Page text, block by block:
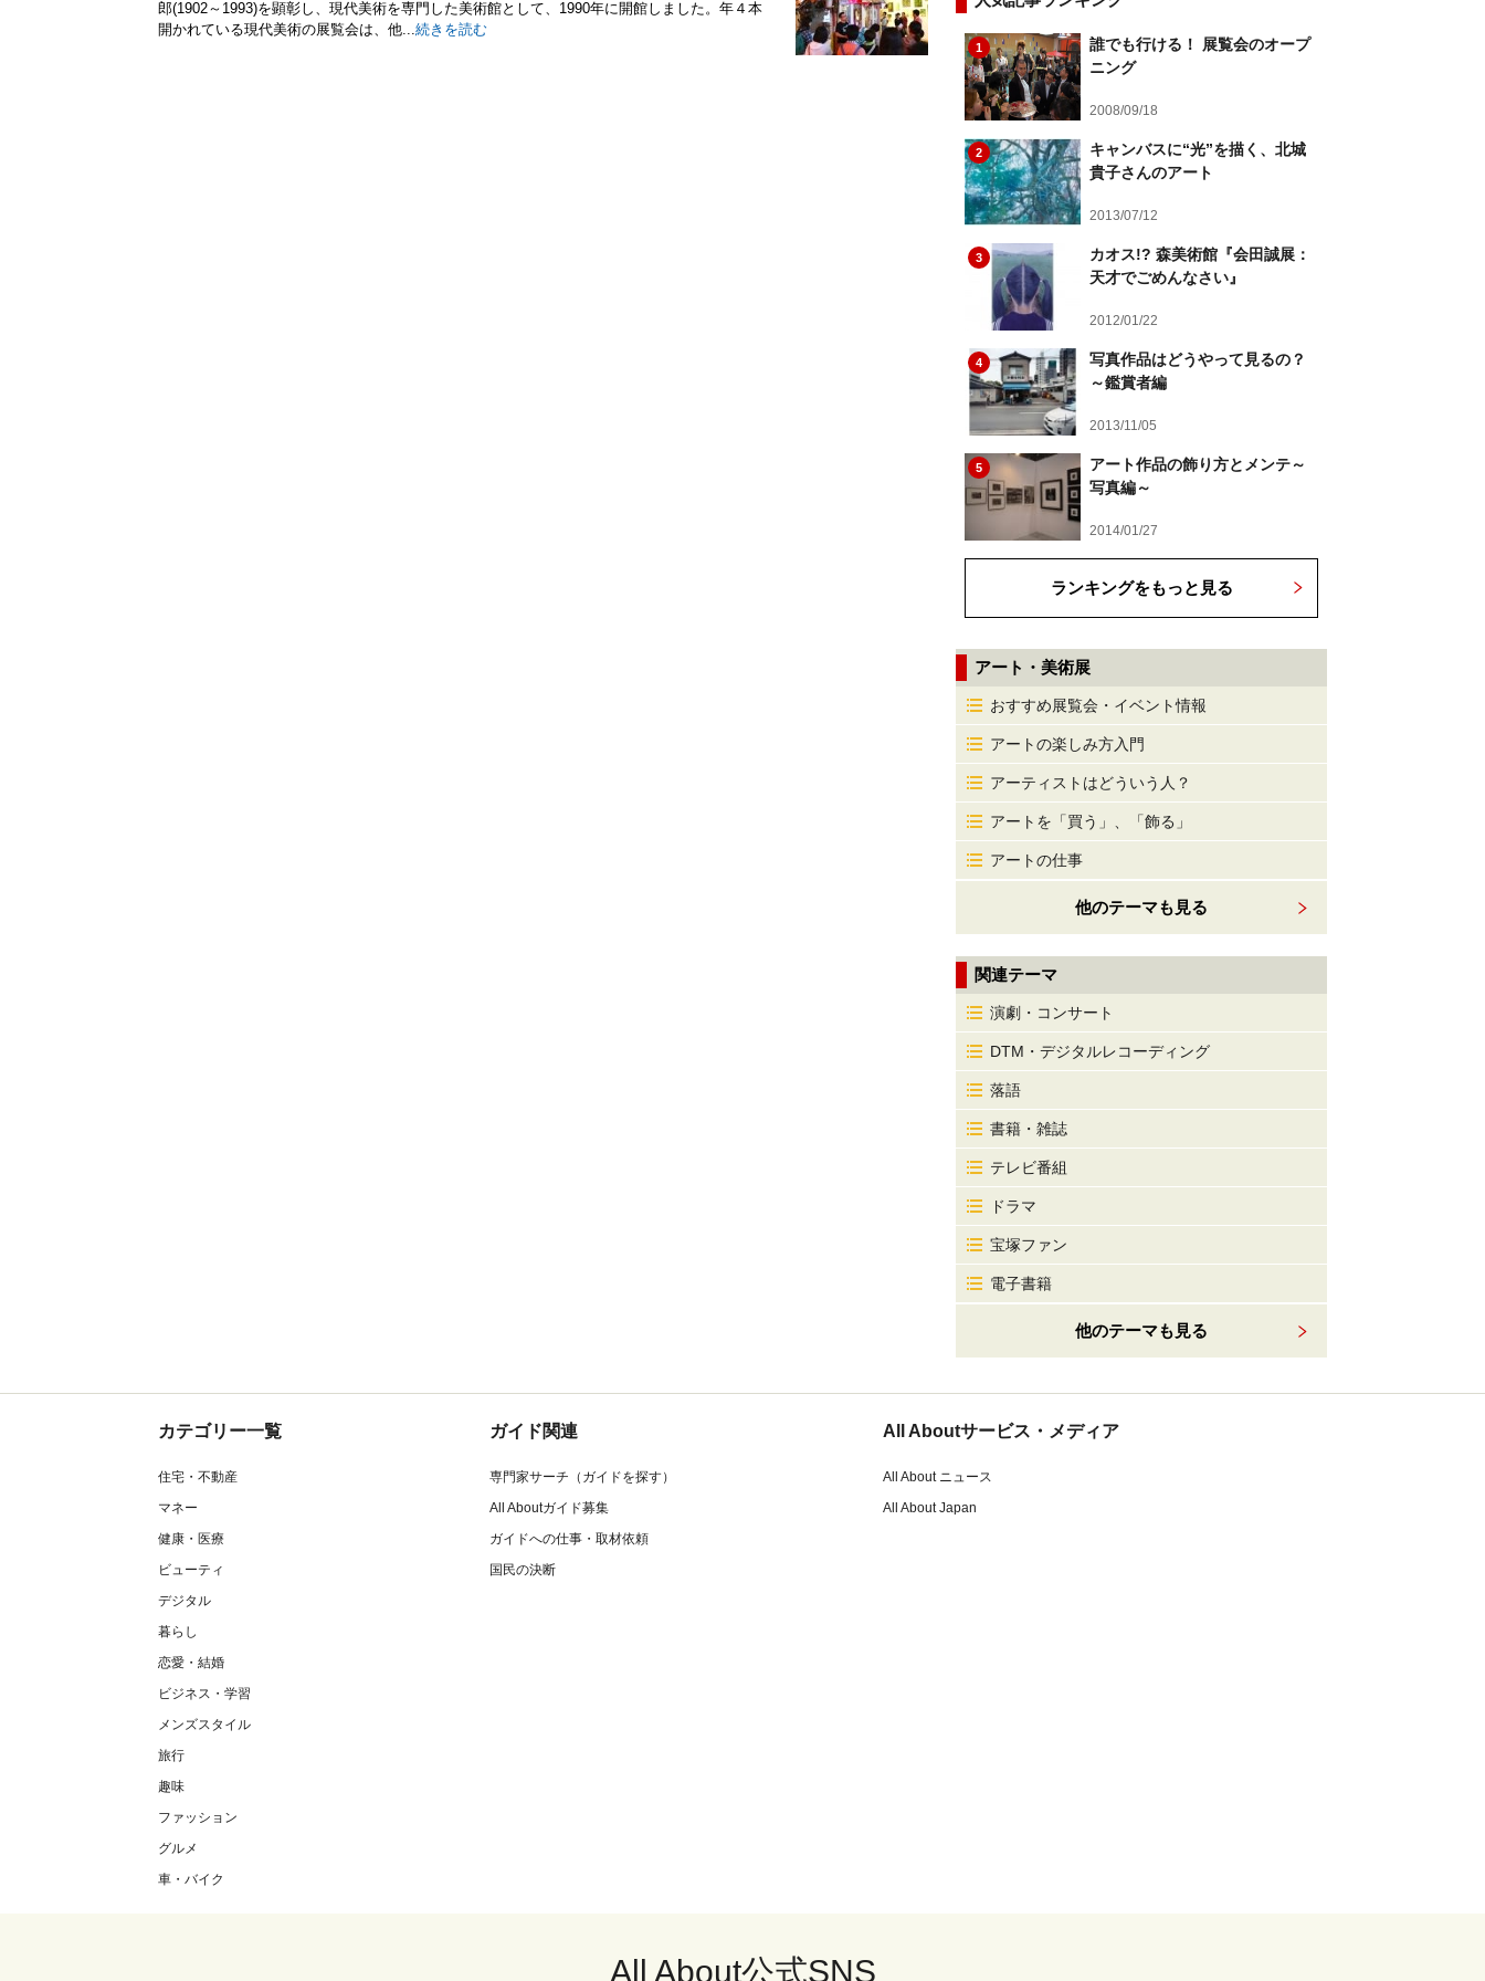
郎(1902～1993)を顕彰し、現代美術を専門した美術館として、1990年に開館しました。年４本
開かれている現代美術の展覧会は、他...続きを読む
1
誰でも行ける！ 展覧会のオープ
ニング
2008/09/18
2
キャンバスに“光”を描く、北城
貴子さんのアート
2013/07/12
3
カオス!? 森美術館『会田誠展：
天才でごめんなさい』
2012/01/22
4
写真作品はどうやって見るの？
～鑑賞者編
2013/11/05
5
アート作品の飾り方とメンテ～
写真編～
2014/01/27
ランキングをもっと見る
アート・美術展
おすすめ展覧会・イベント情報
アートの楽しみ方入門
アーティストはどういう人？
アートを「買う」、「飾る」
アートの仕事
他のテーマも見る
関連テーマ
演劇・コンサート
DTM・デジタルレコーディング
落語
書籍・雑誌
テレビ番組
ドラマ
宝塚ファン
電子書籍
他のテーマも見る
カテゴリー一覧
住宅・不動産
マネー
健康・医療
ビューティ
デジタル
暮らし
恋愛・結婚
ビジネス・学習
メンズスタイル
旅行
趣味
ファッション
グルメ
車・バイク
ガイド関連
専門家サーチ（ガイドを探す）
All Aboutガイド募集
ガイドへの仕事・取材依頼
国民の決断
All Aboutサービス・メディア
All About ニュース
All About Japan
All About公式SNS